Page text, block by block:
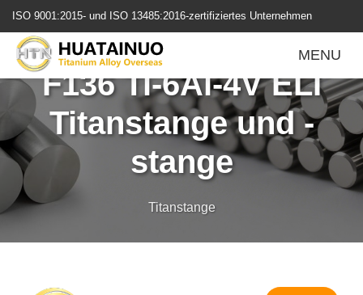
转
ISO 9001:2015- und ISO 13485:2016-zertifiziertes Unternehmen
MENU
Biokompatible ASTM
F136 Ti-6Al-4V ELI
Titanstange und -
stange
Titanstange